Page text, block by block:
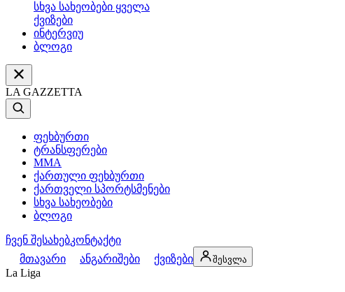
სხვა სახეობები ყველა
ქვიზები
ინტერვიუ
ბლოგი
LA GAZZETTA
ფეხბურთი
ტრანსფერები
MMA
ქართული ფეხბურთი
ქართველი სპორტსმენები
სხვა სახეობები
ბლოგი
ჩვენ შესახებკონტაქტი
მთავარი
ანგარიშები ქვიზები შესვლა
La Liga